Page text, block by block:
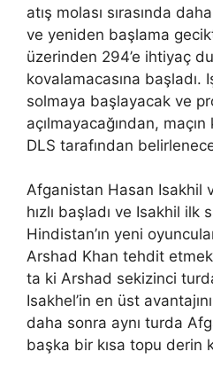
atış molası sırasında
ve yeniden başlama
üzerinden 294’e ihtiyaç
kovalamacasına başladı.
solmaya başlayacak ve
açılmayacağından,
DLS tarafından
Afganistan Hasan Isakhil
hızlı başladı ve Isakhil ilk
Hindistan’ın yeni
Arshad Khan tehdit
ta ki Arshad sekizinci
Isakhel’in en üst
daha sonra aynı turda
başka bir kısa topu derin